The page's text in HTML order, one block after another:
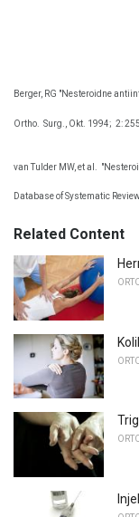
Berger, RG "Nesteroidne
Ortho. Surg., Okt. 1994; 2:
van Tulder MW, et al.
Database of Systematic
Related Content